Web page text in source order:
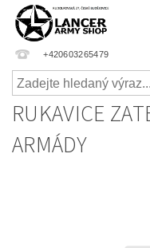
+420603265479
RUKAVICE
ARMÁDY